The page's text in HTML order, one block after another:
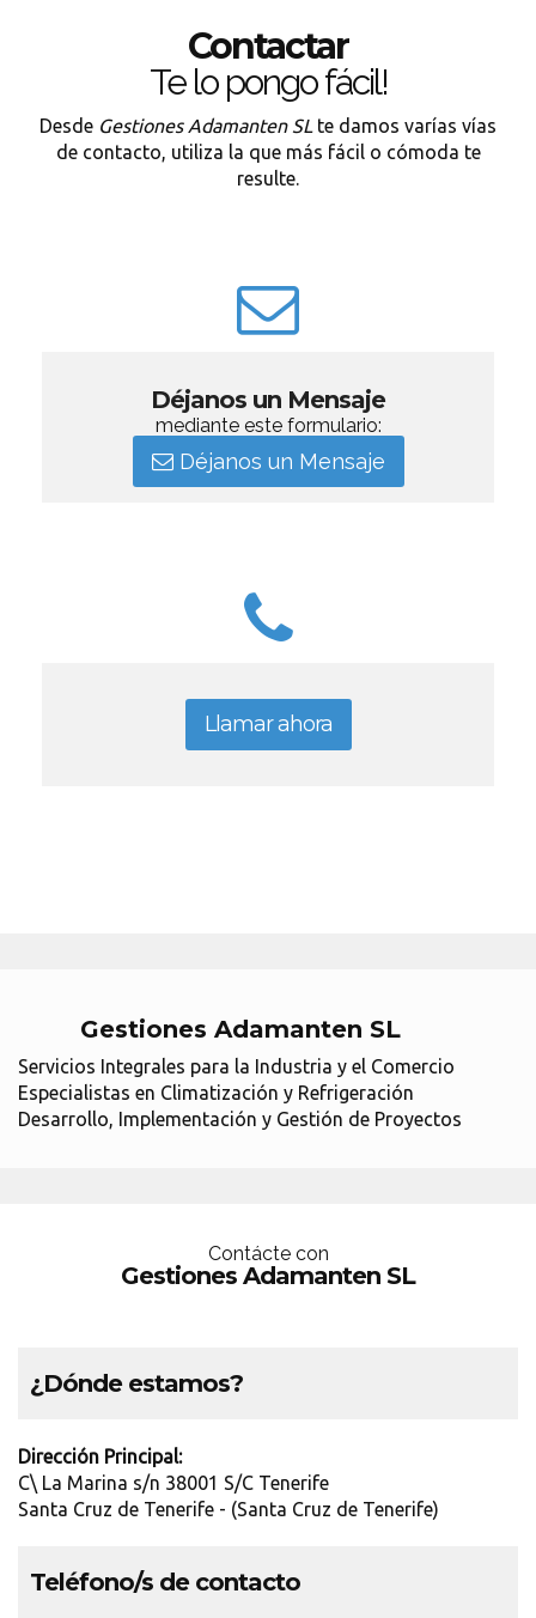
Contactar
Te lo pongo fácil!
Desde Gestiones Adamanten SLte damos varías vías
de contacto, utiliza la que más fácil o cómoda te
resulte.
Déjanos un Mensaje
mediante este formulario:
Déjanos un Mensaje
Llamar ahora
Gestiones Adamanten SL
Servicios Integrales para la Industria y el Comercio
Especialistas en Climatización y Refrigeración
Desarrollo, Implementación y Gestión de Proyectos
Contácte con
Gestiones Adamanten SL
¿Dónde estamos?
Dirección Principal:
C\ La Marina s/n 38001 S/C Tenerife
Santa Cruz de Tenerife - (Santa Cruz de Tenerife)
Teléfono/s de contacto